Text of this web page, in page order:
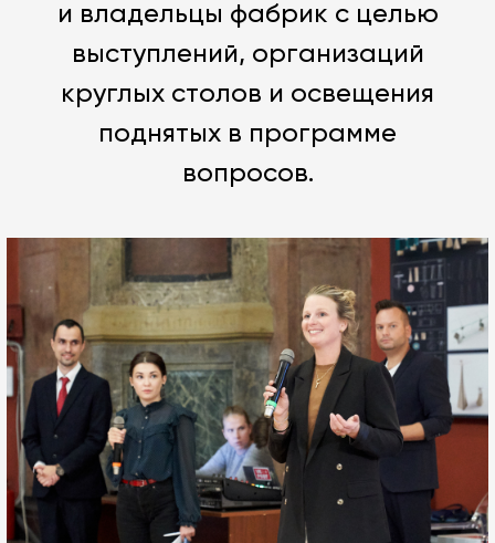
и владельцы фабрик с целью
выступлений, организаций
круглых столов и освещения
поднятых в программе
вопросов.